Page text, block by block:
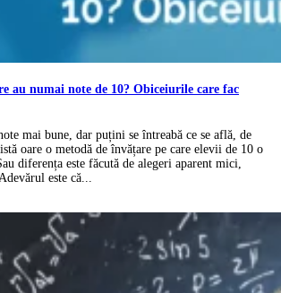
au numai note de 10? Obiceiurile care fac
mai bune, dar puțini se întreabă ce se află, de
oare o metodă de învățare pe care elevii de 10 o
diferența este făcută de alegeri aparent mici,
este că...